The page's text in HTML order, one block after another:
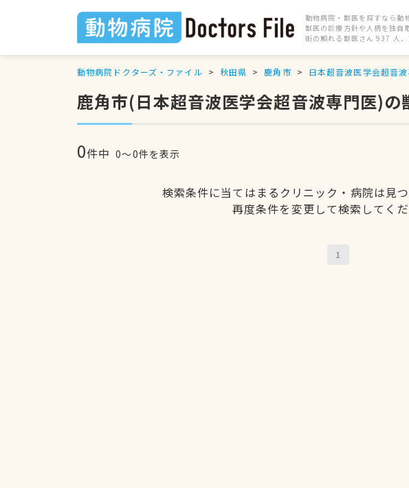
動物病院・獣医を探すなら動
獣医の診療方針や人柄を独自
街の頼れる獣医さん 937 人
動物病院ドクターズ・ファイル 秋田県 鹿角市 日本超音波医学会超音
鹿角市(日本超音波医学会超音波専門医)の
0件中 0〜0件を表示
検索条件に当てはまるクリニック・病院は見つ
再度条件を変更して検索してくだ
1